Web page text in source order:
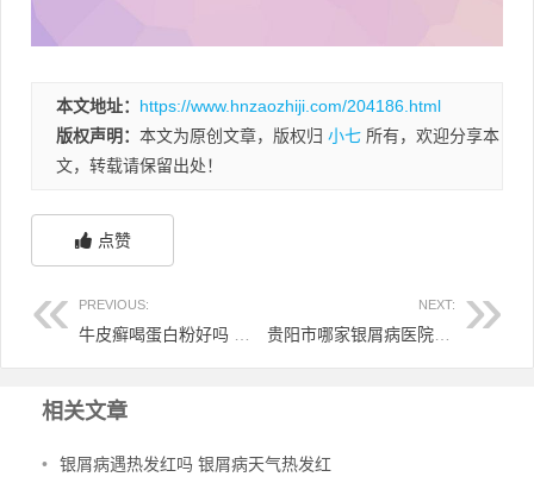
本文地址： https://www.hnzaozhiji.com/204186.html
版权声明： 本文为原创文章，版权归 小七 所有，欢迎分享本
文，转载请保留出处！
点赞
PREVIOUS: NEXT:
贵阳市哪家银屑病医院好吗 贵阳银屑病研究院
相关文章
• 银屑病遇热发红吗 银屑病天气热发红